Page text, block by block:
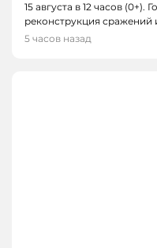
15 августа в 12 часов (0+).
реконструкция сражений
5 часов назад